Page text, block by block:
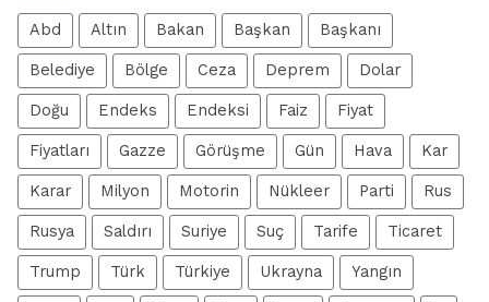
Abd Altın Bakan Başkan Başkanı
Belediye Bölge Ceza Deprem Dolar
Doğu Endeks Endeksi Faiz Fiyat
Fiyatları Gazze Görüşme Gün Hava Kar
Karar Milyon Motorin Nükleer Parti Rus
Rusya Saldırı Suriye Suç Tarife Ticaret
Trump Türk Türkiye Ukrayna Yangın